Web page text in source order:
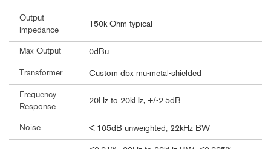
Output
Impedance
150k Ohm typical
Max Output 0dBu
Transformer Custom dbx mu-metal-shielded
Frequency
Response
20Hz to 20kHz, +/-2.5dB
Noise <-105dB unweighted, 22kHz BW